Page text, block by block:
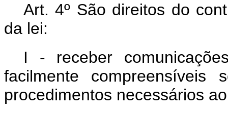
Art. 4º São direitos do
da lei:
I - receber
facilmente
procedimentos necessários